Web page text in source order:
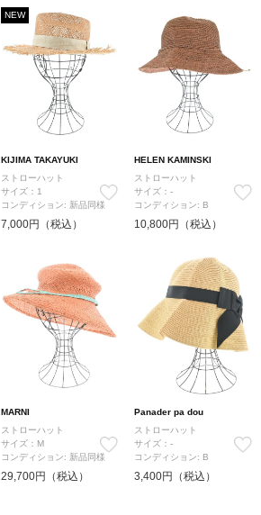
NEW
KIJIMA TAKAYUKI
ストローハット
サイズ：1
コンディション: 新品同様
7,000円（税込）
HELEN KAMINSKI
ストローハット
サイズ：-
コンディション: B
10,800円（税込）
MARNI
ストローハット
サイズ：M
コンディション: 新品同様
29,700円（税込）
Panader pa dou
ストローハット
サイズ：-
コンディション: B
3,400円（税込）